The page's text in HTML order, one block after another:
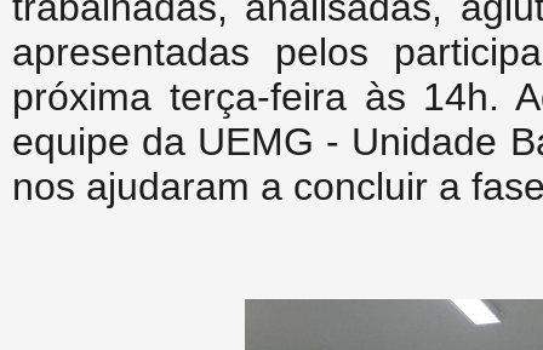
apresentadas pelos
próxima terça-feira às 14h.
equipe da UEMG - Unidade
nos ajudaram a concluir a